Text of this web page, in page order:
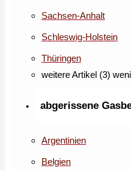
Sachsen-Anhalt
Schleswig-Holstein
Thüringen
weitere Artikel (3)
abgerissene
Argentinien
Belgien